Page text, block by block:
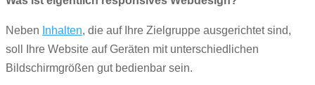
Neben Inhalten, die auf Ihre Zielgruppe ausgerichtet sind,
soll Ihre Website auf Geräten mit unterschiedlichen
Bildschirmgrößen gut bedienbar sein.